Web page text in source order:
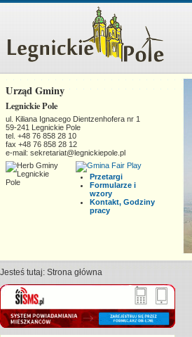
Urząd Gminy
Legnickie Pole
ul. Kiliana Ignacego Dientzenhofera nr 1
59-241 Legnickie Pole
tel. +48 76 858 28 10
fax +48 76 858 28 12
e-mail: sekretariat@legnickiepole.pl
Przetargi
Formularze i
wzory
Kontakt, Godziny
pracy
Jesteś tutaj: Strona główna